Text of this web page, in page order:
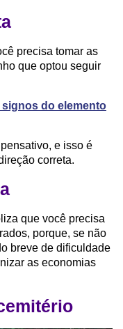
precisa tomar as
que optou seguir
do elemento
e isso é
correta.
que você precisa
porque, se não
breve de dificuldade
as economias